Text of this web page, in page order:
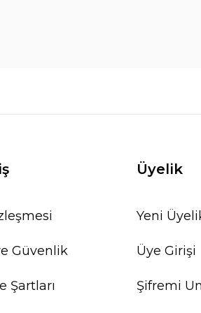
Güvenlik
Şartları
Üyelik
Yeni
Üye Girişi
Şifremi